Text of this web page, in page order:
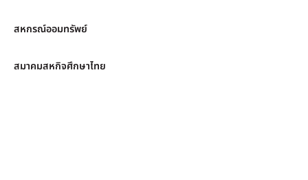
สหกรณ์ออมทรัพย์
สมาคมสหกิจศึกษาไทย